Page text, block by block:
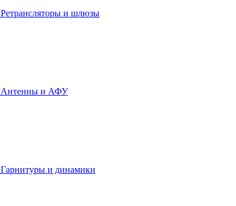
Ретрансляторы и шлюзы
Антенны и АФУ
Гарнитуры и динамики